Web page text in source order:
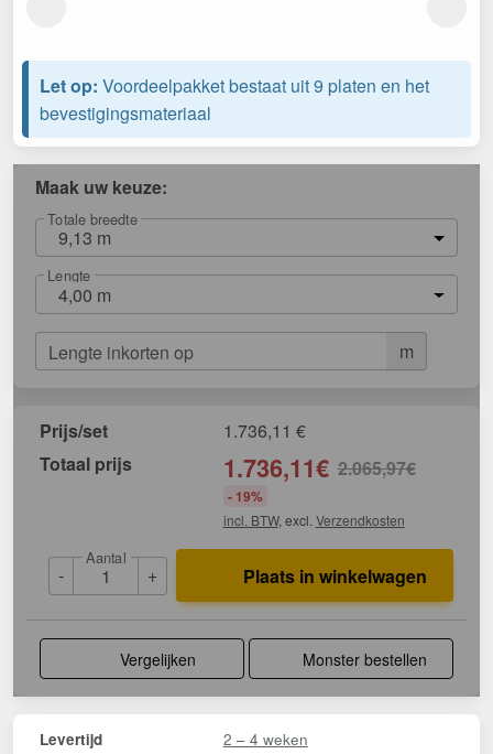
Let op: Voordeelpakket bestaat uit 9 platen en het
bevestigingsmateriaal
Maak uw keuze:
Totale breedte
9,13 m
Lengte
4,00 m
m
Lengte inkorten op
Prijs/set 1.736,11 €
Totaal prijs
1.736,11€ 2.065,97€
- 19%
incl. BTW, excl. Verzendkosten
-
Aantal
+ Plaats in winkelwagen
Vergelijken Monster bestellen
Levertijd 2 – 4 weken